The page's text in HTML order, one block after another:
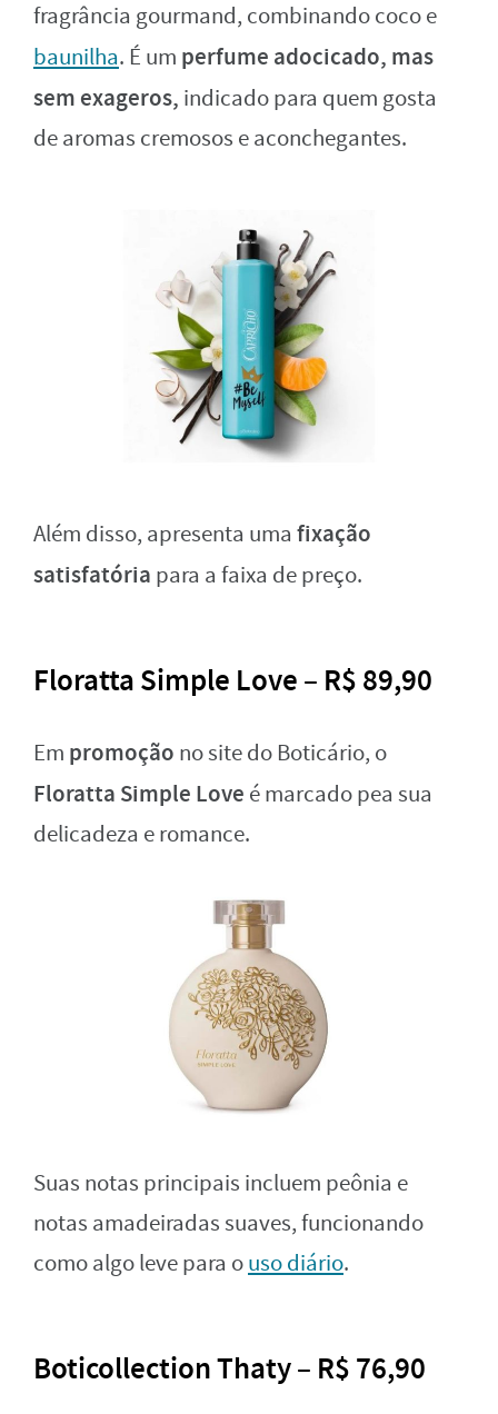
fragrância gourmand, combinando coco e
baunilha. É um perfume adocicado, mas
sem exageros, indicado para quem gosta
de aromas cremosos e aconchegantes.
Além disso, apresenta uma fixação
satisfatória para a faixa de preço.
Floratta Simple Love – R$ 89,90
Em promoção no site do Boticário, o
Floratta Simple Love é marcado pea sua
delicadeza e romance.
Suas notas principais incluem peônia e
notas amadeiradas suaves, funcionando
como algo leve para ouso diário.
Boticollection Thaty – R$ 76,90